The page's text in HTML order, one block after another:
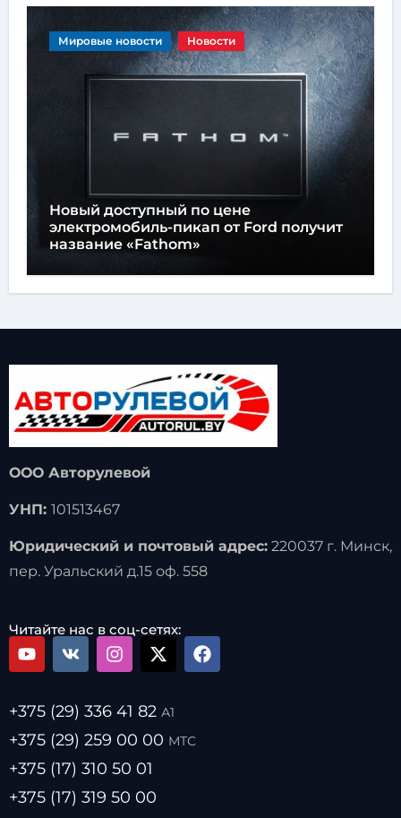
Мировые новости Новости
Новый доступный по цене
электромобиль-пикап от Ford получит
название «Fathom»
ООО Авторулевой
УНП: 101513467
Юридический и почтовый адрес:220037 г. Минск,
пер. Уральский д.15 оф. 558
Читайте нас в соц-сетях:
+375 (29) 336 41 82 А1
+375 (29) 259 00 00 МТС
+375 (17) 310 50 01
+375 (17) 319 50 00